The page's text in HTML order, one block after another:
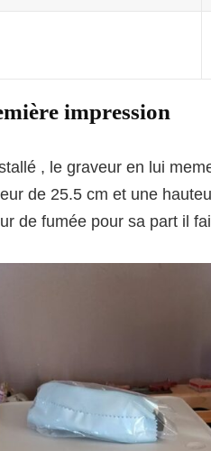
impression
, le graveur en lui
de 25.5 cm et une
de fumée pour sa part il